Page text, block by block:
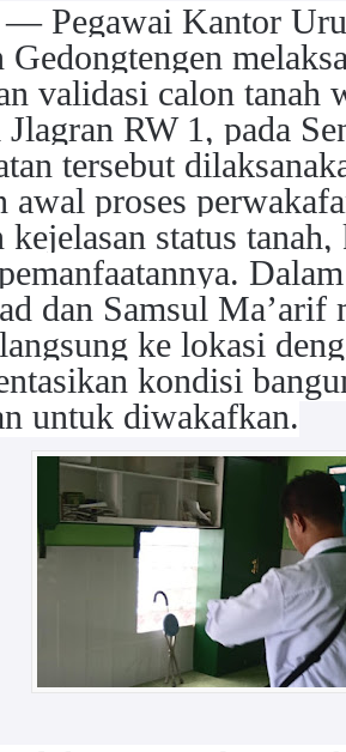
— Pegawai Kantor
validasi calon tanah
RW 1, pada
tersebut
awal proses
kejelasan status
dan Samsul Ma’arif
ke lokasi
kondisi
untuk diwakafkan.